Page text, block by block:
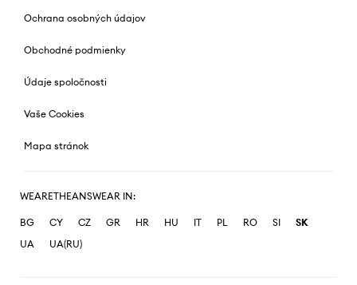
Ochrana osobných údajov
Obchodné podmienky
Údaje spoločnosti
Vaše Cookies
Mapa stránok
WEARETHEANSWEAR IN:
BG CY CZ GR HR HU IT PL RO SI
SK
UA
UA(RU)